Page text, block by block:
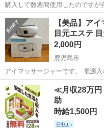
購入して数週間使用したのですが合
ーニングの上お渡しいたします。
鹿児島 鹿児島市 美容家電
【美品】ア
目元エステ
2,000円
鹿児島市
アイマッサージャーです。 電源
キリします。 Bluetooth対応で、
した程度で美品です。 【他で出品してるものとまとめて引き取って下
さる方は500円引き...
鹿児島 鹿児島市 美容家電
≪月収28万円
助
時給1,500円
日払い